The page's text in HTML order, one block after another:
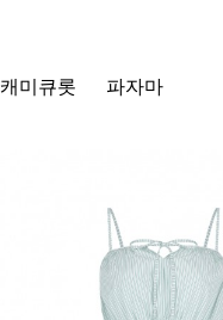
캐미큐롯 파자마